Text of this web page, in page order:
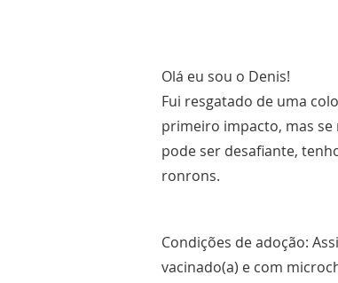
Olá eu sou o Denis!
Fui resgatado de uma
primeiro impacto, mas
pode ser desafiante,
ronrons.
Condições de adoção:
vacinado(a) e com